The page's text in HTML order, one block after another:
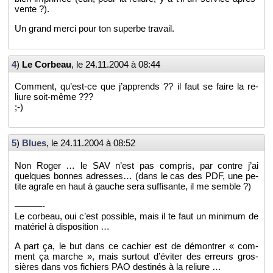
vente ?).
Un grand merci pour ton su­perbe tra­vail.
4) Le Cor­beau, le 24.11.2004 à 08:44
Com­ment, qu’est-ce que j’ap­prends ?? il faut se faire la re­
liure soit-même ???
;-)
5) Blues, le 24.11.2004 à 08:52
Non Roger … le SAV n’est pas com­pris, par contre j’ai
quelques bonnes adresses… (dans le cas des PDF, une pe­
tite agrafe en haut à gauche sera suf­fi­sante, il me semble ?)
———-
Le cor­beau, oui c’est pos­sible, mais il te faut un mi­ni­mum de
ma­té­riel à dis­po­si­tion …
A part ça, le but dans ce ca­chier est de dé­mon­trer « com­
ment ça marche », mais sur­tout d’évi­ter des er­reurs gros­
sières dans vos fi­chiers PAO des­ti­nés à la re­liure …